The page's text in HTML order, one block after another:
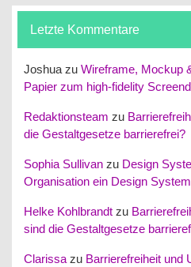
Letzte Kommentare
Joshua zuWireframe, Mockup
Papier zum high-fidelity
Redaktionsteam zu
die Gestaltgesetze barrierefrei?
Sophia Sullivan zu Design
Organisation ein Design
Helke Kohlbrandt zu
sind die Gestaltgesetze
Clarissa zu Barrierefreiheit und